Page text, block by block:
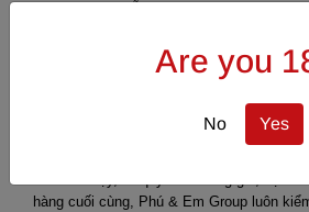
Are you
No Yes
3-6 ngày. Đây là phương thức giao hàng
vực xa, đảm bảo hàng hóa đến tay khách
Đội ngũ giao hàng của chúng tôi luôn nỗ
hàng cuối cùng, Phú & Em Group luôn